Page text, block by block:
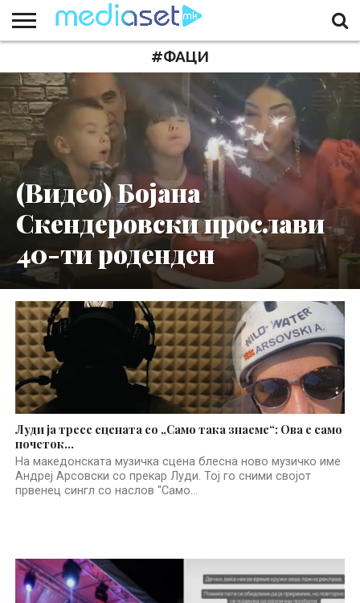
КОНТАКТ
МАРКЕТИНГ
ПОЧЕТНА
#ФАЦИ
(Видео) Бојана
Скендеровски прослави
40-ти роденден
Луди ја тресе сцената со „Само така знаеме“: Ова е само
почеток…
На македонската музичка сцена блесна ново музичко име
Андреј Арсовски со прекар Луди. Тој го сними својот
првенец сингл со наслов “Само...